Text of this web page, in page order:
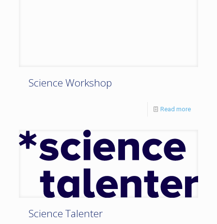
Science Workshop
Read more
Science Talenter